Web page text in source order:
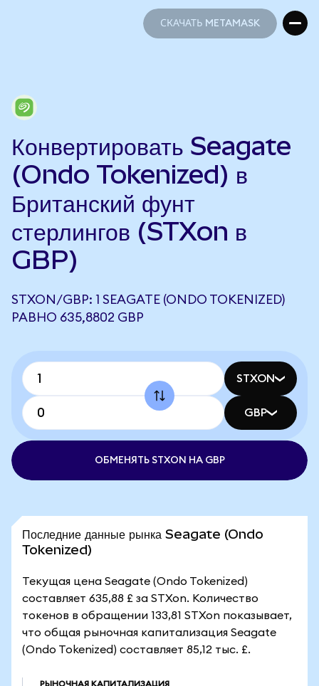
СКАЧАТЬ METAMASK
Конвертировать Seagate
(Ondo Tokenized) в
Британский фунт
стерлингов (STXon в
GBP)
STXON/GBP: 1 SEAGATE (ONDO TOKENIZED)
РАВНО 635,8802 GBP
STXON
GBP
ОБМЕНЯТЬ STXON НА GBP
Последние данные рынка Seagate (Ondo
Tokenized)
Текущая цена Seagate (Ondo Tokenized)
составляет 635,88 £ за STXon. Количество
токенов в обращении 133,81 STXon показывает,
что общая рыночная капитализация Seagate
(Ondo Tokenized) составляет 85,12 тыс. £.
РЫНОЧНАЯ КАПИТАЛИЗАЦИЯ